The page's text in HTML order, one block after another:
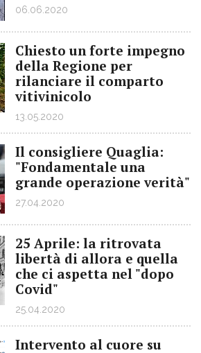
06.06.2020
Chiesto un forte impegno
della Regione per
rilanciare il comparto
vitivinicolo
13.05.2020
Il consigliere Quaglia:
"Fondamentale una
grande operazione verità"
27.04.2020
25 Aprile: la ritrovata
libertà di allora e quella
che ci aspetta nel "dopo
Covid"
25.04.2020
Intervento al cuore su